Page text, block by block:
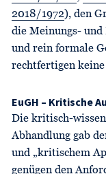
2018/1972), den
die Meinungs-
und rein formale
rechtfertigen
EuGH – Kritische
Die kritisch-
Abhandlung gab
und „kritischem
genügen den